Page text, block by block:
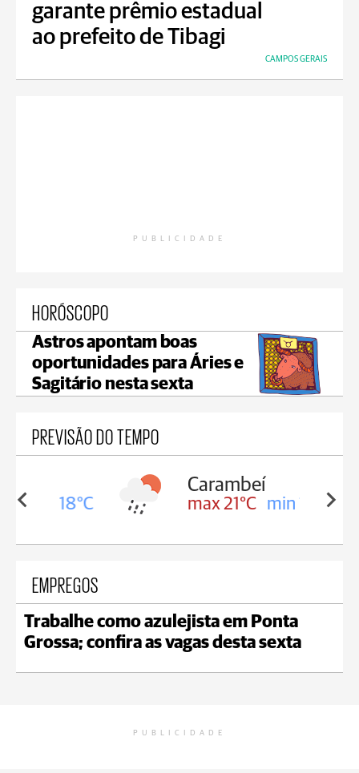
garante prêmio estadual
ao prefeito de Tibagi
CAMPOS GERAIS
PUBLICIDADE
HORÓSCOPO
Astros apontam boas
oportunidades para Áries e
Sagitário nesta sexta
PREVISÃO DO TEMPO
18°C
Carambeí
max 21°C min 18°C
EMPREGOS
Trabalhe como azulejista em Ponta
Grossa; confira as vagas desta sexta
PUBLICIDADE